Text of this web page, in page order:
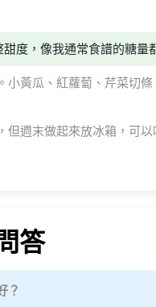
度，像我通常食譜的糖量
小黃瓜、紅蘿蔔、芹菜切
但週末做起來放冰箱，可
答
？